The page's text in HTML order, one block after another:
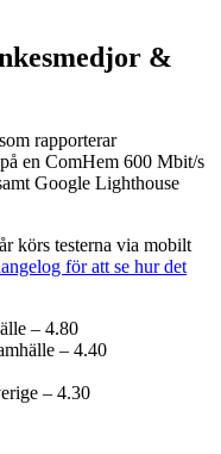
&
rapporterar
en ComHem 600 Mbit/s
Google Lighthouse
körs testerna via mobilt
för att se hur det
– 4.80
– 4.40
– 4.30